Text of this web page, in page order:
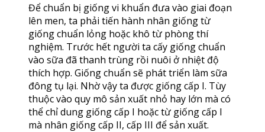
Để chuẩn bị giống vi khuẩn đưa vào giai đoạn
lên men, ta phải tiến hành nhân giống từ
giống chuẩn lỏng hoặc khô từ phòng thí
nghiệm. Trước hết người ta cấy giống chuẩn
vào sữa đã thanh trùng rồi nuôi ở nhiệt độ
thích hợp. Giống chuẩn sẽ phát triển làm sữa
đông tụ lại. Nhờ vậy ta được giống cấp I. Tùy
thuộc vào quy mô sản xuất nhỏ hay lớn mà có
thể chỉ dung giống cấp I hoặc từ giống cấp I
mà nhân giống cấp II, cấp III để sản xuất.